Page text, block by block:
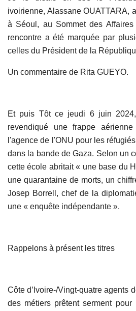
ivoirienne, Alassane OUATTARA,
à Séoul, au Sommet des
rencontre a été marquée par
celles du Président de la
Un commentaire de Rita GUEYO.
Et puis Tôt ce jeudi 6 juin
revendiqué une frappe
l'agence de l'ONU pour les
dans la bande de Gaza. Selon un
cette école abritait « une base du
une quarantaine de morts, un
Josep Borrell, chef de la
une « enquête indépendante ».
Rappelons à présent les titres
Côte d’Ivoire-/Vingt-quatre agents
des métiers prêtent serment